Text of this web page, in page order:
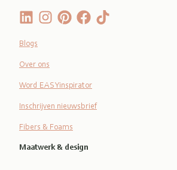
Blogs
Over ons
Word EASYinspirator
Inschrijven nieuwsbrief
Fibers & Foams
Maatwerk & design